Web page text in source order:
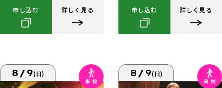
申し込む 詳しく見る 申し込む 詳しく見る
8/9(日) 8/9(日)